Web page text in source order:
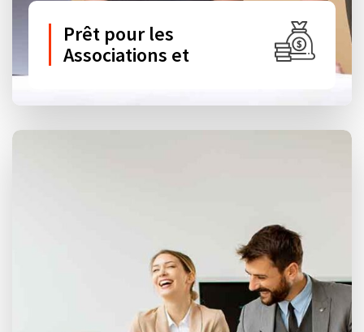
Prêt pour les
Associations et